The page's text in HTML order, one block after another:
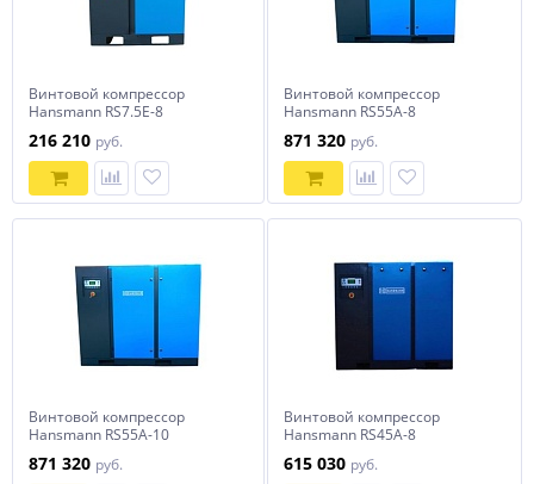
Винтовой компрессор
Hansmann RS7.5Е-8
216 210 руб.
Винтовой компрессор
Hansmann RS55A-8
871 320 руб.
Винтовой компрессор
Hansmann RS55A-10
871 320 руб.
Винтовой компрессор
Hansmann RS45A-8
615 030 руб.